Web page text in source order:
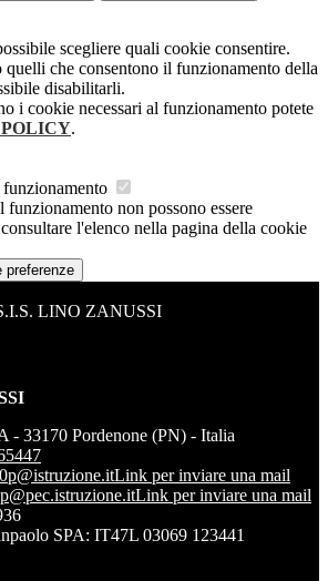
scegliere quali cookie consentire.
quelli che consentono il funzionamento della
disabilitarli.
i cookie necessari al funzionamento potete
.
funzionamento non possono essere
l'elenco nella pagina della cookie
preferenze
LINO ZANUSSI
- 33170 Pordenone (PN) - Italia
Link per inviare una mail
Link per inviare una mail
SPA: IT47L 03069 123441